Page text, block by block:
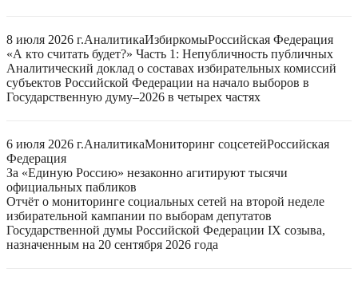
8 июля 2026 г.АналитикаИзбиркомыРоссийская Федерация
«А кто считать будет?» Часть 1: Непубличность публичных
Аналитический доклад о составах избирательных комиссий
субъектов Российской Федерации на начало выборов в
Государственную думу–2026 в четырех частях
6 июля 2026 г.АналитикаМониторинг соцсетейРоссийская
Федерация
За «Единую Россию» незаконно агитируют тысячи
официальных пабликов
Отчёт о мониторинге социальных сетей на второй неделе
избирательной кампании по выборам депутатов
Государственной думы Российской Федерации IX созыва,
назначенным на 20 сентября 2026 года